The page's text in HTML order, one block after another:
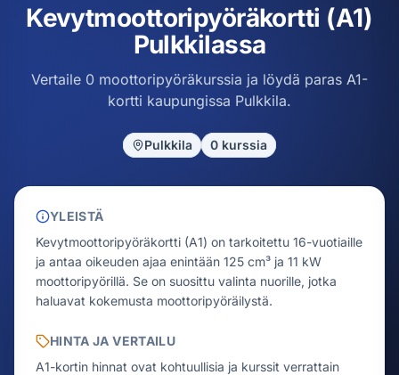
Kevytmoottoripyöräkortti (A1)
Pulkkilassa
Vertaile 0 moottoripyöräkurssia ja löydä paras A1-
kortti kaupungissa Pulkkila.
Pulkkila 0 kurssia
YLEISTÄ
Kevytmoottoripyöräkortti (A1) on tarkoitettu 16-vuotiaille
ja antaa oikeuden ajaa enintään 125 cm³ ja 11 kW
moottoripyörillä. Se on suosittu valinta nuorille, jotka
haluavat kokemusta moottoripyöräilystä.
HINTA JA VERTAILU
A1-kortin hinnat ovat kohtuullisia ja kurssit verrattain